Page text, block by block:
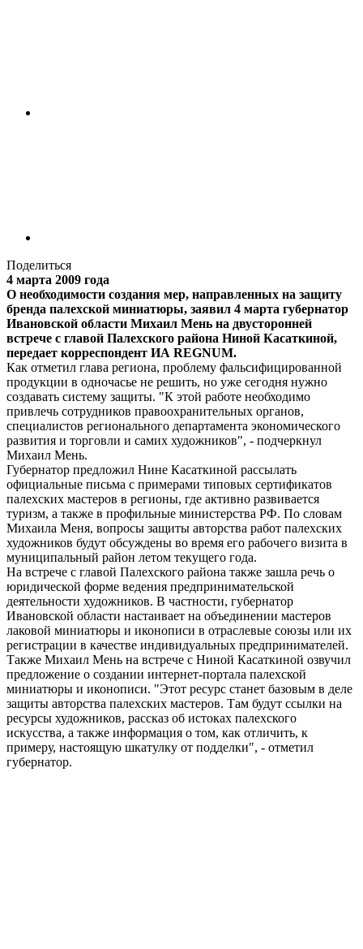
Поделиться
4 марта 2009 года
О необходимости создания мер, направленных на защиту
бренда палехской миниатюры, заявил 4 марта губернатор
Ивановской области Михаил Мень на двусторонней
встрече с главой Палехского района Ниной Касаткиной,
передает корреспондент ИА REGNUM.
Как отметил глава региона, проблему фальсифицированной
продукции в одночасье не решить, но уже сегодня нужно
создавать систему защиты. "К этой работе необходимо
привлечь сотрудников правоохранительных органов,
специалистов регионального департамента экономического
развития и торговли и самих художников", - подчеркнул
Михаил Мень.
Губернатор предложил Нине Касаткиной рассылать
официальные письма с примерами типовых сертификатов
палехских мастеров в регионы, где активно развивается
туризм, а также в профильные министерства РФ. По словам
Михаила Меня, вопросы защиты авторства работ палехских
художников будут обсуждены во время его рабочего визита в
муниципальный район летом текущего года.
На встрече с главой Палехского района также зашла речь о
юридической форме ведения предпринимательской
деятельности художников. В частности, губернатор
Ивановской области настаивает на объединении мастеров
лаковой миниатюры и иконописи в отраслевые союзы или их
регистрации в качестве индивидуальных предпринимателей.
Также Михаил Мень на встрече с Ниной Касаткиной озвучил
предложение о создании интернет-портала палехской
миниатюры и иконописи. "Этот ресурс станет базовым в деле
защиты авторства палехских мастеров. Там будут ссылки на
ресурсы художников, рассказ об истоках палехского
искусства, а также информация о том, как отличить, к
примеру, настоящую шкатулку от подделки", - отметил
губернатор.